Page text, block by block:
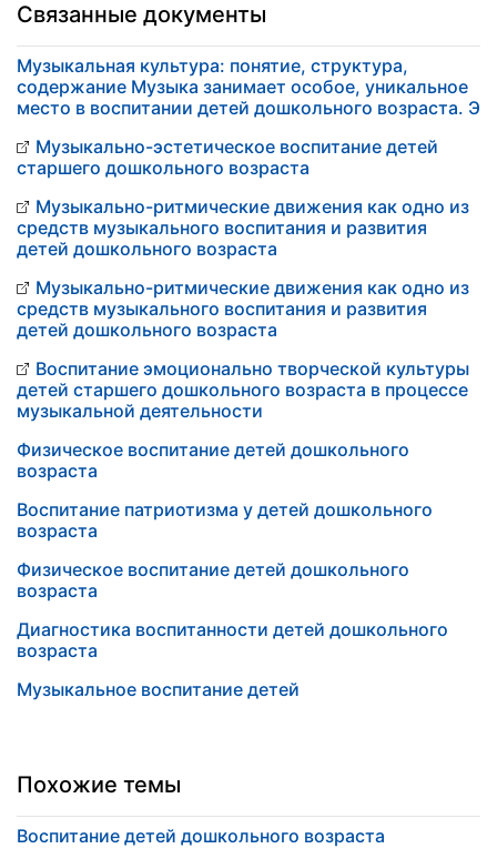
Связанные документы
Музыкальная культура: понятие, структура,
содержание Музыка занимает особое, уникальное
место в воспитании детей дошкольного возраста. Э
Музыкально-эстетическое воспитание детей
старшего дошкольного возраста
Музыкально-ритмические движения как одно из
средств музыкального воспитания и развития
детей дошкольного возраста
Музыкально-ритмические движения как одно из
средств музыкального воспитания и развития
детей дошкольного возраста
Воспитание эмоционально творческой культуры
детей старшего дошкольного возраста в процессе
музыкальной деятельности
Физическое воспитание детей дошкольного
возраста
Воспитание патриотизма у детей дошкольного
возраста
Физическое воспитание детей дошкольного
возраста
Диагностика воспитанности детей дошкольного
возраста
Музыкальное воспитание детей
Похожие темы
Воспитание детей дошкольного возраста